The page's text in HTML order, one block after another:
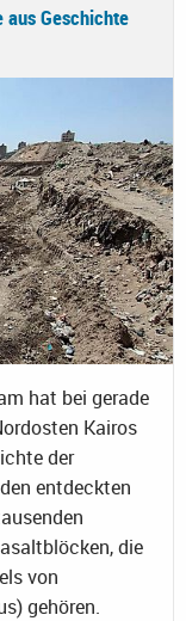
aus Geschichte
hat bei gerade
Kairos
der
entdeckten
die
von
gehören.